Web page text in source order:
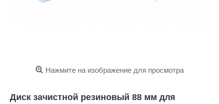
Нажмите на изображение для просмотра
Диск зачистной резиновый 88 мм для